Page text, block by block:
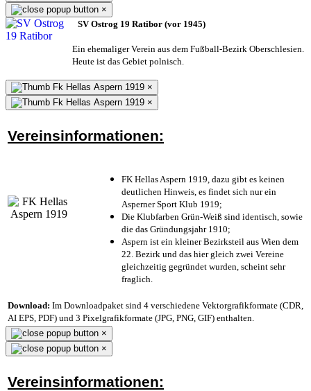
×
SV Ostrog 19 Ratibor (vor 1945)
Ein ehemaliger Verein aus dem Fußball-Bezirk Oberschlesien.
Heute ist das Gebiet polnisch.
×
×
Vereinsinformationen:
FK Hellas Aspern 1919, dazu gibt es keinen
deutlichen Hinweis, es findet sich nur ein
Asperner Sport Klub 1919;
Die Klubfarben Grün-Weiß sind identisch, sowie
die das Gründungsjahr 1910;
Aspern ist ein kleiner Bezirksteil aus Wien dem
22. Bezirk und das hier gleich zwei Vereine
gleichzeitig gegründet wurden, scheint sehr
fraglich.
Download: Im Downloadpaket sind 4 verschiedene Vektorgrafikformate (CDR,
AI EPS, PDF) und 3 Pixelgrafikformate (JPG, PNG, GIF) enthalten.
×
×
Vereinsinformationen: